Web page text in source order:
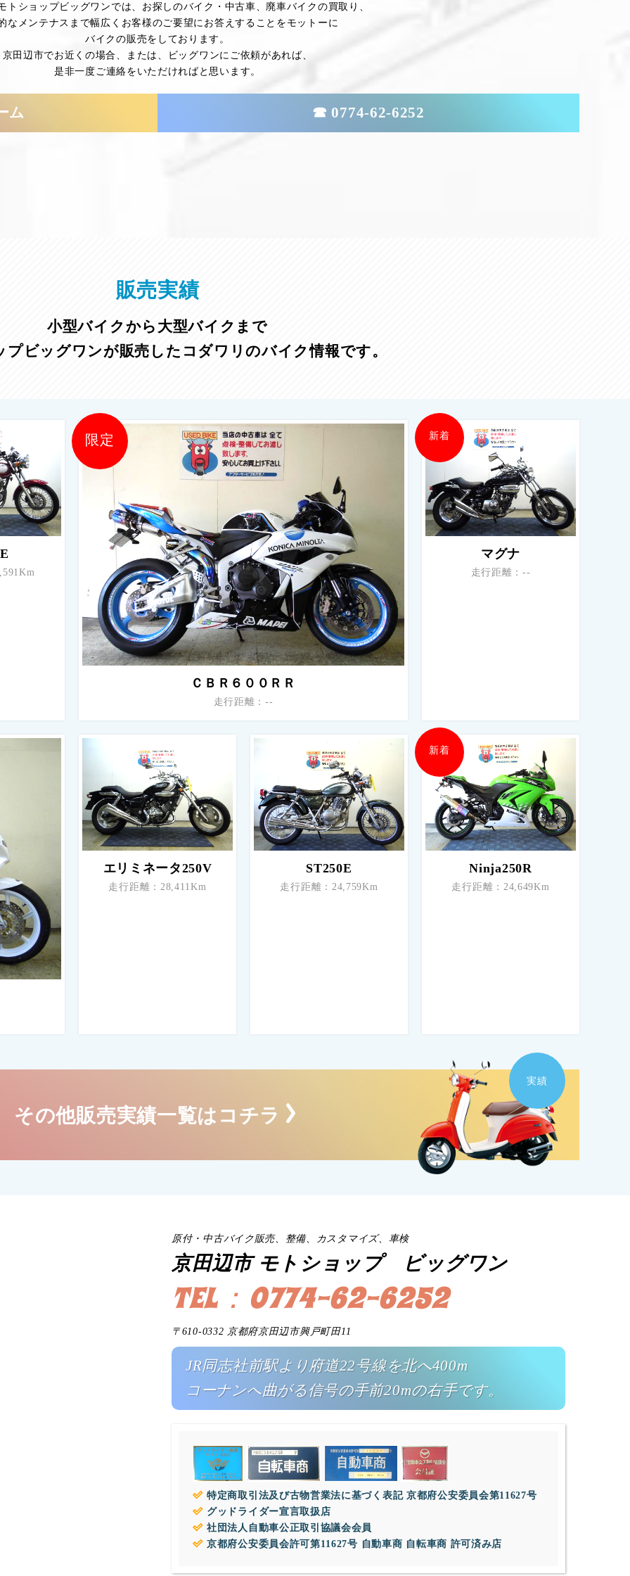
トショップビッグワンでは、お探しのバイク・中古車、廃車バイクの買取り、
なメンテナスまで幅広くお客様のご要望にお答えすることをモットーに
バイクの販売をしております。
京田辺市でお近くの場合、または、ビッグワンにご依頼があれば、
是非一度ご連絡をいただければと思います。
ム ☎ 0774-62-6252
販売実績
小型バイクから大型バイクまで
プビッグワンが販売したコダワリのバイク情報です。
限定
ＣＢＲ６００ＲＲ
走行距離：--
新着
マグナ
走行距離：--
エリミネータ250V
走行距離：28,411Km
ST250E
走行距離：24,759Km
新着
Ninja250R
走行距離：24,649Km
その他販売実績一覧はコチラ
実績
原付・中古バイク販売、整備、カスタマイズ、車検
京田辺市 モトショップ ビッグワン
TEL：0774-62-6252
〒610-0332 京都府京田辺市興戸町田11
JR同志社前駅より府道22号線を北へ400m
コーナンへ曲がる信号の手前20mの右手です。
特定商取引法及び古物営業法に基づく表記 京都府公安委員会第11627号
グッドライダー宣言取扱店
社団法人自動車公正取引協議会会員
京都府公安委員会許可第11627号 自動車商 自転車商 許可済み店